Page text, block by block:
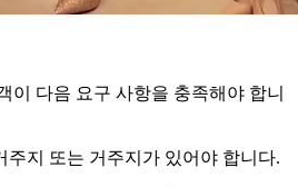
이 다음 요구 사항을 충족해야 합니
주지 또는 거주지가 있어야 합니다.